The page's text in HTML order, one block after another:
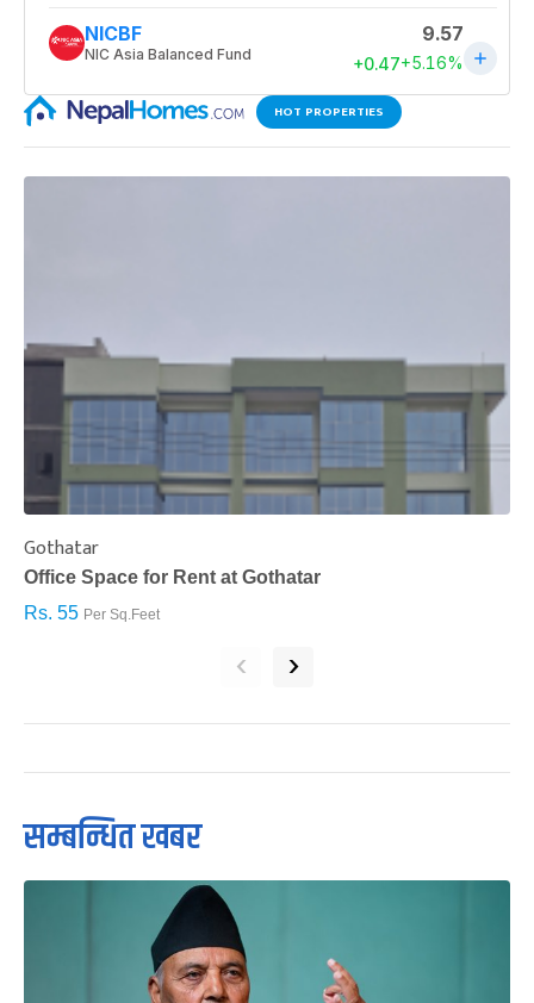
HOT PROPERTIES
Gothatar
Office Space for Rent at Gothatar
Rs. 55 Per Sq.Feet
‹ ›
सम्बन्धित खबर